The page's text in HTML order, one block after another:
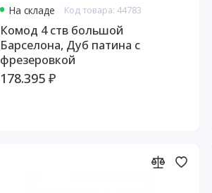
На складе Код товара: 44783
Комод 4 ств большой
Барселона, Дуб патина с
фрезеровкой
178.395 ₽